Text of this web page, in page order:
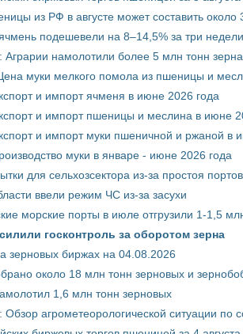
из РФ в августе может составить
подешевели на 8–14,5% за три недели
Аграрии намолотили более 5 млн тонн зерна
муки мелкого помола из пшеницы и
и импорт ячменя в июне 2026 года
и импорт пшеницы и меслина в июне
и импорт муки пшеничной и ржаной в
муки в январе - июне 2026 года
для сельхозсектора из-за простоя
ввели режим ЧС из-за засухи
морские порты в июле отгрузили 1-1,5
госконтроль за оборотом зерна
зерновых биржах на 04.08.2026
около 18 млн тонн зерновых и
1,6 млн тонн зерновых
Обзор агрометеорологической ситуации по